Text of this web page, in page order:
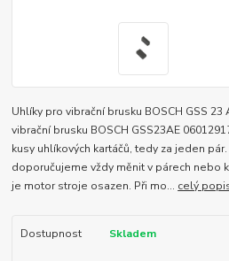
Uhlíky pro vibrační brusku BOSCH GSS 23
vibrační brusku BOSCH GSS23AE
kusy uhlíkových kartáčů, tedy za jeden
doporučujeme vždy měnit v párech nebo
je motor stroje osazen. Při mo... celý
Dostupnost Skladem